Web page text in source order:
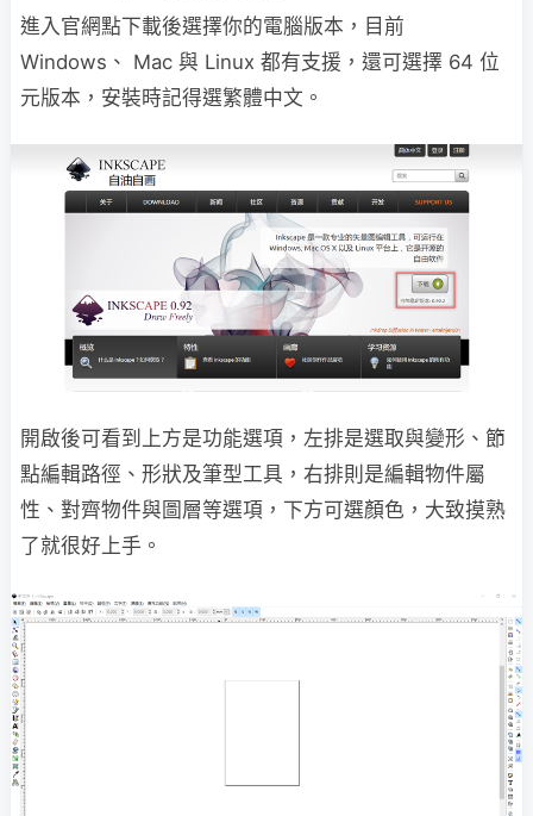
進入官網點下載後選擇你的電腦版本，目前
Windows、 Mac 與 Linux 都有支援，還可選擇 64 位
元版本，安裝時記得選繁體中文。
開啟後可看到上方是功能選項，左排是選取與變形、節
點編輯路徑、形狀及筆型工具，右排則是編輯物件屬
性、對齊物件與圖層等選項，下方可選顏色，大致摸熟
了就很好上手。